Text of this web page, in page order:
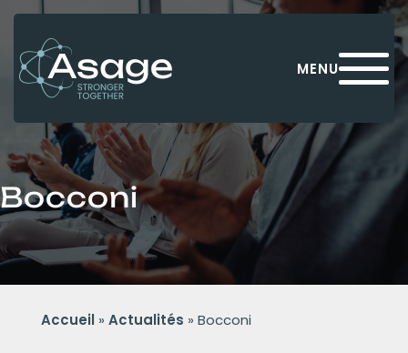
MENU
Bocconi
Accueil» Actualités » Bocconi